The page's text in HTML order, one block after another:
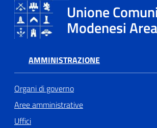
Unione Comuni
Modenesi
AMMINISTRAZIONE
Organi di governo
Aree amministrative
Uffici